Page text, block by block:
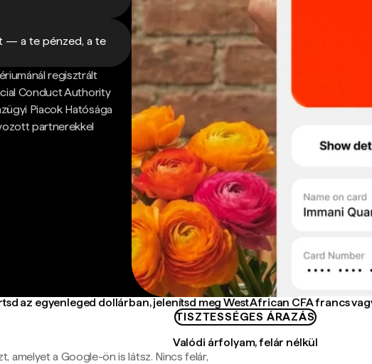
— a te pénzed, a te
regisztrált
Conduct Authority
Piacok Hatósága
partnerekkel
az egyenleged dollárban, jelenítsd meg West African CFA francs
TISZTESSÉGES ÁRAZÁS
Valódi árfolyam, felár nélkül
amelyet a Google-ön is látsz. Nincs felár,